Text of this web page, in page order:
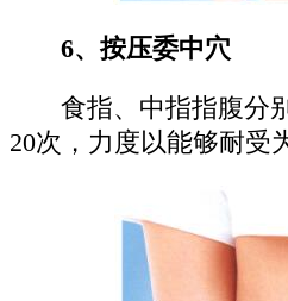
6、按压委中穴
食指、中指指腹分
20次，力度以能够耐受